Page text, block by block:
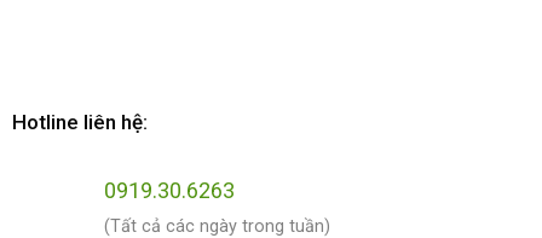
Hotline liên hệ:
0919.30.6263
(Tất cả các ngày trong tuần)